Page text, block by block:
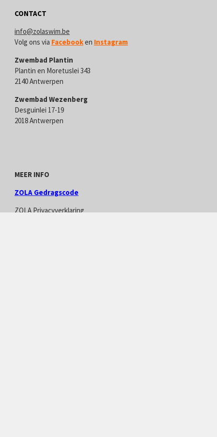
CONTACT
info@zolaswim.be
Volg ons via Facebooken Instagram
Zwembad Plantin
Plantin en Moretuslei 343
2140 Antwerpen
Zwembad Wezenberg
Desguinlei 17-19
2018 Antwerpen
MEER INFO
ZOLA Gedragscode
ZOLA Privacyverklaring